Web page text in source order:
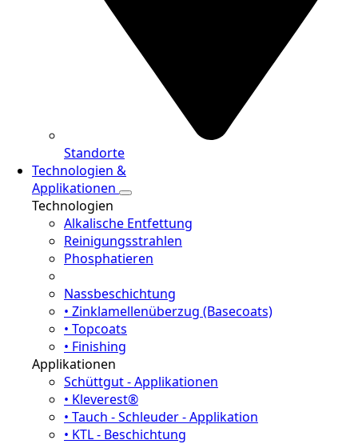
Standorte
Technologien &
Applikationen
Technologien
Alkalische Entfettung
Reinigungsstrahlen
Phosphatieren
Nassbeschichtung
• Zinklamellenüberzug (Basecoats)
• Topcoats
• Finishing
Applikationen
Schüttgut - Applikationen
• Kleverest®
• Tauch - Schleuder - Applikation
• KTL - Beschichtung